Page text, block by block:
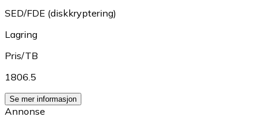
SED/FDE (diskkryptering)
Lagring
Pris/TB
1806.5
Se mer informasjon
Annonse